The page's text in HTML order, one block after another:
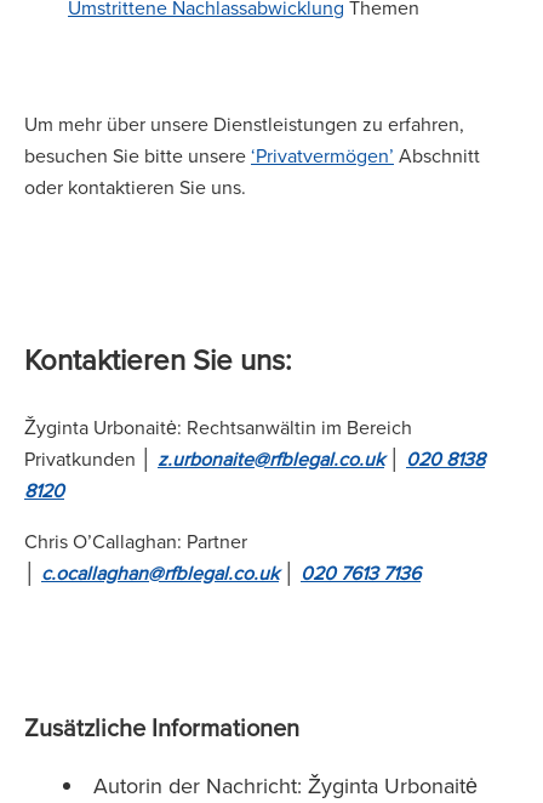
Umstrittene Nachlassabwicklung Themen
Um mehr über unsere Dienstleistungen zu erfahren,
besuchen Sie bitte unsere‘Privatvermögen’ Abschnitt
oder kontaktieren Sie uns.
Kontaktieren Sie uns:
Žyginta Urbonaitė: Rechtsanwältin im Bereich
Privatkunden │ z.urbonaite@rfblegal.co.uk│ 020 8138
8120
Chris O’Callaghan: Partner
c.ocallaghan@rfblegal.co.uk│ 020 7613 7136
Zusätzliche Informationen
Autorin der Nachricht: Žyginta Urbonaitė